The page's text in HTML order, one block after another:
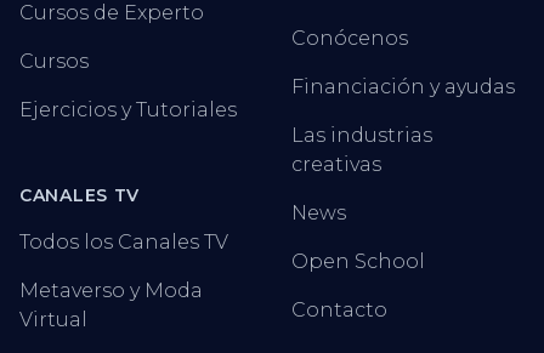
Cursos de Experto
Cursos
Ejercicios y Tutoriales
CANALES TV
Todos los Canales TV
Metaverso y Moda
Virtual
Conócenos
Financiación y ayudas
Las industrias
creativas
News
Open School
Contacto